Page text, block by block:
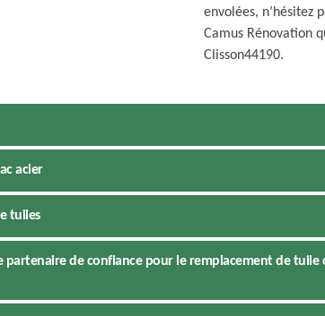
envolées, n’hésitez
Camus Rénovation
Clisson44190.
acier
tuiles
partenaire de confiance pour le remplacement de tuile